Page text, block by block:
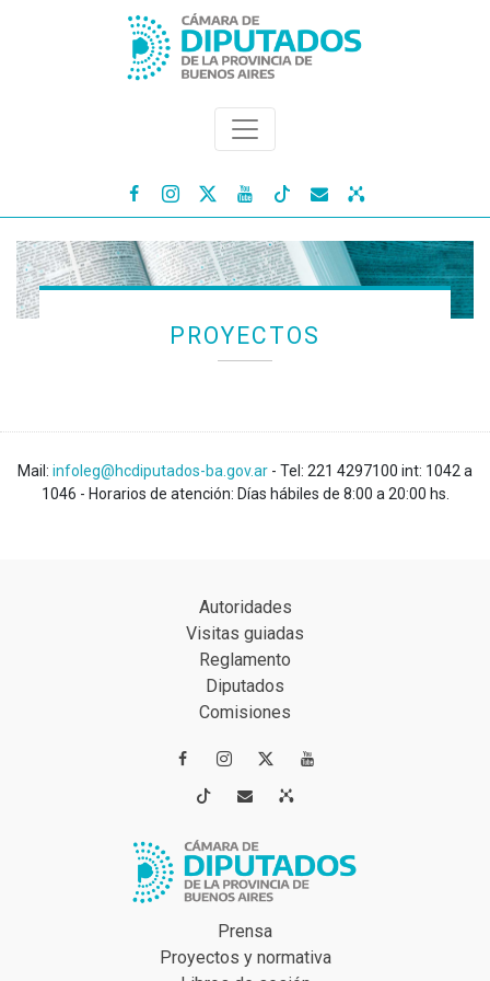
   
PROYECTOS
Mail: infoleg@hcdiputados-ba.gov.ar - Tel: 221 4297100 int: 1042 a
1046 - Horarios de atención: Días hábiles de 8:00 a 20:00 hs.
Autoridades
Visitas guiadas
Reglamento
Diputados
Comisiones
 
 
Prensa
Proyectos y normativa